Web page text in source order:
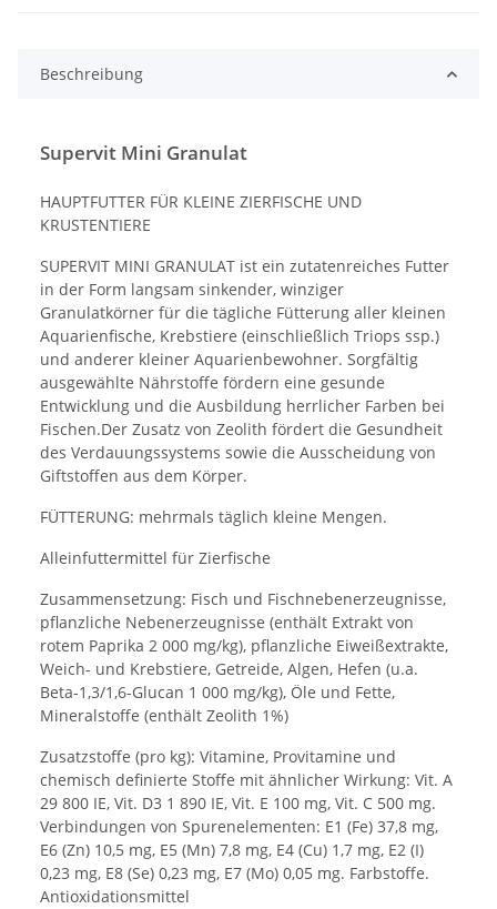
Beschreibung
Supervit Mini Granulat
HAUPTFUTTER FÜR KLEINE ZIERFISCHE UND
KRUSTENTIERE
SUPERVIT MINI GRANULAT ist ein zutatenreiches Futter
in der Form langsam sinkender, winziger
Granulatkörner für die tägliche Fütterung aller kleinen
Aquarienfische, Krebstiere (einschließlich Triops ssp.)
und anderer kleiner Aquarienbewohner. Sorgfältig
ausgewählte Nährstoffe fördern eine gesunde
Entwicklung und die Ausbildung herrlicher Farben bei
Fischen.Der Zusatz von Zeolith fördert die Gesundheit
des Verdauungssystems sowie die Ausscheidung von
Giftstoffen aus dem Körper.
FÜTTERUNG: mehrmals täglich kleine Mengen.
Alleinfuttermittel für Zierfische
Zusammensetzung: Fisch und Fischnebenerzeugnisse,
pflanzliche Nebenerzeugnisse (enthält Extrakt von
rotem Paprika 2 000 mg/kg), pflanzliche Eiweißextrakte,
Weich- und Krebstiere, Getreide, Algen, Hefen (u.a.
Beta-1,3/1,6-Glucan 1 000 mg/kg), Öle und Fette,
Mineralstoffe (enthält Zeolith 1%)
Zusatzstoffe (pro kg): Vitamine, Provitamine und
chemisch definierte Stoffe mit ähnlicher Wirkung: Vit. A
29 800 IE, Vit. D3 1 890 IE, Vit. E 100 mg, Vit. C 500 mg.
Verbindungen von Spurenelementen: E1 (Fe) 37,8 mg,
E6 (Zn) 10,5 mg, E5 (Mn) 7,8 mg, E4 (Cu) 1,7 mg, E2 (I)
0,23 mg, E8 (Se) 0,23 mg, E7 (Mo) 0,05 mg. Farbstoffe.
Antioxidationsmittel